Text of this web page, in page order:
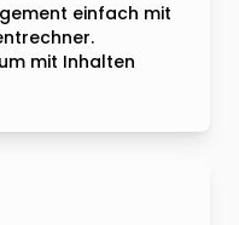
einfach mit
mit Inhalten